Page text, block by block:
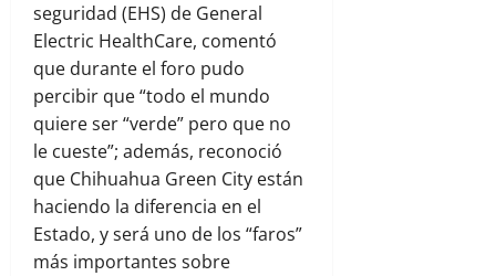
seguridad (EHS) de General
Electric HealthCare, comentó
que durante el foro pudo
percibir que “todo el mundo
quiere ser “verde” pero que no
le cueste”; además, reconoció
que Chihuahua Green City están
haciendo la diferencia en el
Estado, y será uno de los “faros”
más importantes sobre